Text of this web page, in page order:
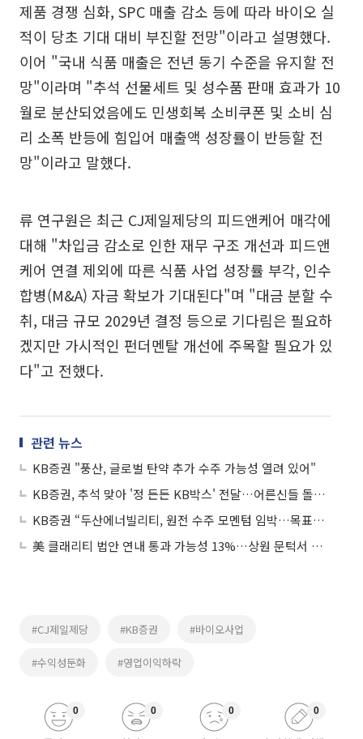
제품 경쟁 심화, SPC 매출 감소 등에 따라 바이오 실
적이 당초 기대 대비 부진할 전망"이라고 설명했다.
이어 "국내 식품 매출은 전년 동기 수준을 유지할 전
망"이라며 "추석 선물세트 및 성수품 판매 효과가 10
월로 분산되었음에도 민생회복 소비쿠폰 및 소비 심
리 소폭 반등에 힘입어 매출액 성장률이 반등할 전
망"이라고 말했다.
류 연구원은 최근 CJ제일제당의 피드앤케어 매각에
대해 "차입금 감소로 인한 재무 구조 개선과 피드앤
케어 연결 제외에 따른 식품 사업 성장률 부각, 인수
합병(M&A) 자금 확보가 기대된다"며 "대금 분할 수
취, 대금 규모 2029년 결정 등으로 기다림은 필요하
겠지만 가시적인 펀더멘탈 개선에 주목할 필요가 있
다"고 전했다.
관련 뉴스
KB증권 "풍산, 글로벌 탄약 추가 수주 가능성 열려 있어"
KB증권, 추석 맞아 '정 든든 KB박스' 전달…어른신들 돌봄 지원
KB증권 “두산에너빌리티, 원전 수주 모멘텀 임박…목표가 8만9000원 유지"
美 클래리티 법안 연내 통과 가능성 13%…상원 문턱서 제동
#CJ제일제당 #KB증권 #바이오사업
#수익성둔화 #영업이익하락
0 0 0 0